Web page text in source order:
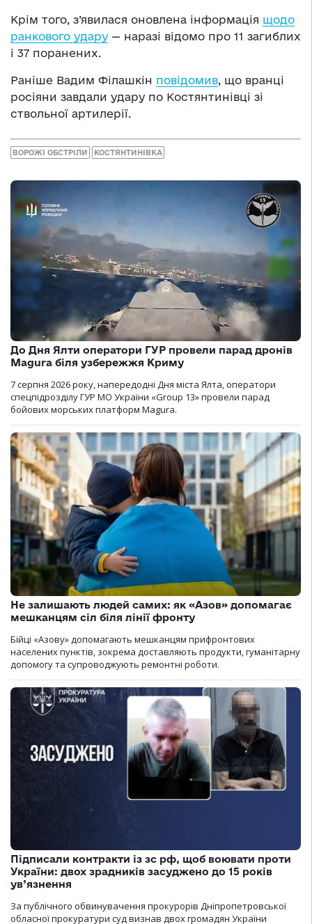
Крім того, з’явилася оновлена інформація щодо
ранкового удару — наразі відомо про 11 загиблих
і 37 поранених.
Раніше Вадим Філашкін повідомив, що вранці
росіяни завдали удару по Костянтинівці зі
ствольної артилерії.
ВОРОЖІ ОБСТРІЛИ КОСТЯНТИНІВКА
До Дня Ялти оператори ГУР провели парад дронів
Magura біля узбережжя Криму
7 серпня 2026 року, напередодні Дня міста Ялта, оператори
спецпідрозділу ГУР МО України «Group 13» провели парад
бойових морських платформ Magura.
Не залишають людей самих: як «Азов» допомагає
мешканцям сіл біля лінії фронту
Бійці «Азову» допомагають мешканцям прифронтових
населених пунктів, зокрема доставляють продукти, гуманітарну
допомогу та супроводжують ремонтні роботи.
Підписали контракти із зс рф, щоб воювати проти
України: двох зрадників засуджено до 15 років
ув’язнення
За публічного обвинувачення прокурорів Дніпропетровської
обласної прокуратури суд визнав двох громадян України